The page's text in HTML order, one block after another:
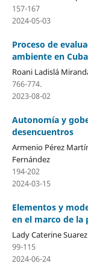
157-167
2024-05-03
Proceso de
ambiente en Cuba
Roani Ladislá
766-774.
2023-08-02
Autonomía y
desencuentros
Armenio Pérez
Fernández
194-202
2024-03-15
Elementos y
en el marco de la
Lady Caterine
99-115
2024-06-24